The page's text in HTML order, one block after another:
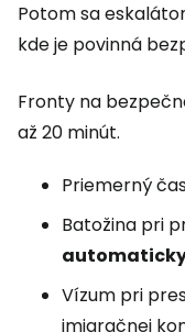
Potom sa
kde je povinná
Fronty na
až 20 minút.
Priemerný
Batožina pri
Vízum pri
imigračnej